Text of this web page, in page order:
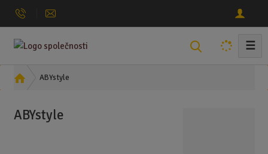
☰
Ú
d
ABYstyle
ABYstyle